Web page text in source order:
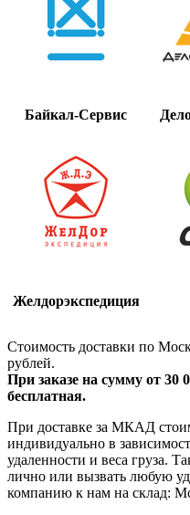
Байкал-Сервис
Желдорэкспедиция
Стоимость доставки по
рублей.
При заказе на сумму от 30
бесплатная.
При доставке за МКАД
индивидуально в
удаленности и веса груза.
лично или вызвать любую
компанию к нам на склад: